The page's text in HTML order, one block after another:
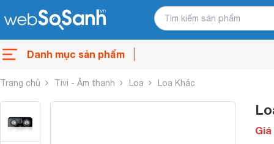
Danh mục sản phẩm
Trang chủ Tivi - Âm thanh Loa Loa Khác
Giá